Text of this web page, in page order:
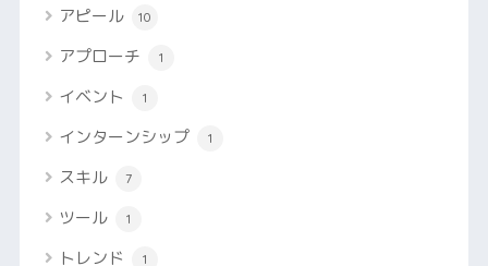
アピール 10
アプローチ 1
イベント 1
インターンシップ 1
スキル 7
ツール 1
トレンド 1